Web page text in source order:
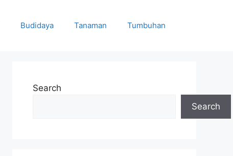
Budidaya Tanaman Tumbuhan
Search
Search